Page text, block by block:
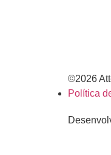
©2026
Política